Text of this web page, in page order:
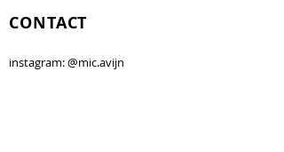
CONTACT
instagram: @mic.avijn